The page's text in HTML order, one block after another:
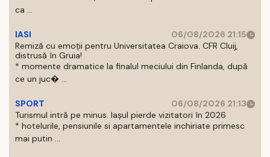
ca ...
IASI
06/08/2026 21:15
Remiză cu emoții pentru Universitatea Craiova. CFR Cluij,
distrusă în Gruia!
* momente dramatice la finalul meciului din Finlanda, după
ce un juc� ...
SPORT
06/08/2026 21:13
Turismul intră pe minus. Iașul pierde vizitatori în 2026
* hotelurile, pensiunile si apartamentele inchiriate primesc
mai putin ...